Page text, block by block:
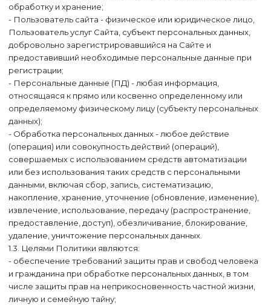
обработку и хранение;
- Пользователь сайта - физическое или юридическое лицо,
Пользователь услуг Сайта, субъект персональных данных,
добровольно зарегистрировавшийся на Сайте и
предоставивший необходимые персональные данные при
регистрации;
- Персональные данные (ПД) - любая информация,
относящаяся к прямо или косвенно определенному или
определяемому физическому лицу (субъекту персональных
данных);
- Обработка персональных данных - любое действие
(операция) или совокупность действий (операций),
совершаемых с использованием средств автоматизации
или без использования таких средств с персональными
данными, включая сбор, запись, систематизацию,
накопление, хранение, уточнение (обновление, изменение),
извлечение, использование, передачу (распространение,
предоставление, доступ), обезличивание, блокирование,
удаление, уничтожение персональных данных.
1.3. Целями Политики являются:
- обеспечение требований защиты прав и свобод человека
и гражданина при обработке персональных данных, в том
числе защиты прав на неприкосновенность частной жизни,
личную и семейную тайну;